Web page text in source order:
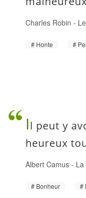
Charles Robin -
Honte
Il peut y
heureux
Albert Camus - La
Bonheur